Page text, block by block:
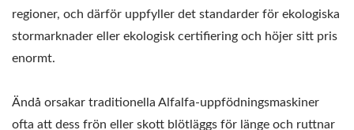
regioner, och därför uppfyller det standarder för ekologiska
stormarknader eller ekologisk certifiering och höjer sitt pris
enormt.
Ändå orsakar traditionella Alfalfa-uppfödningsmaskiner
ofta att dess frön eller skott blötläggs för länge och ruttnar